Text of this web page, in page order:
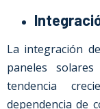
La integración
paneles
tendencia
dependencia de